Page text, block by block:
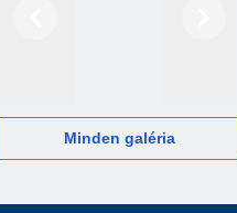
Minden galéria